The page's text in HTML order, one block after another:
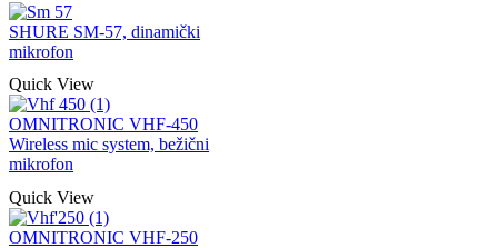
SHURE SM-57, dinamički
mikrofon
Quick View
OMNITRONIC VHF-450
Wireless mic system, bežični
mikrofon
Quick View
OMNITRONIC VHF-250